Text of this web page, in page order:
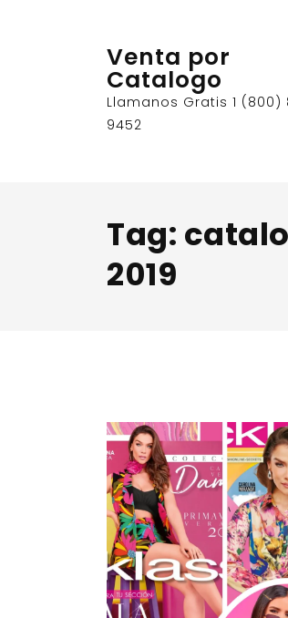
Venta por
Catalogo
Llamanos Gratis 1 (800)
9452
Tag:
2019